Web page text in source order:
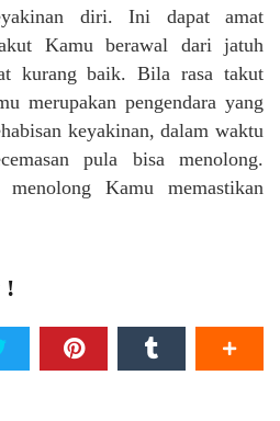
diri. Ini dapat amat
Kamu berawal dari jatuh
kurang baik. Bila rasa takut
merupakan pengendara yang
keyakinan, dalam waktu
pula bisa menolong.
menolong Kamu memastikan
!